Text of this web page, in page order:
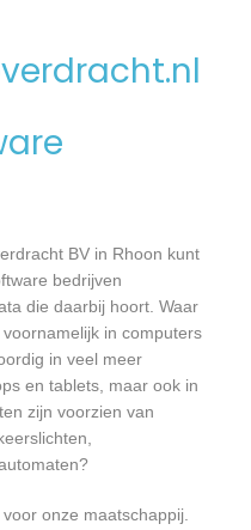
BV in Rhoon kunt
bedrijven
die daarbij hoort. Waar
in computers
in veel meer
en tablets, maar ook in
zijn voorzien van
onze maatschappij.